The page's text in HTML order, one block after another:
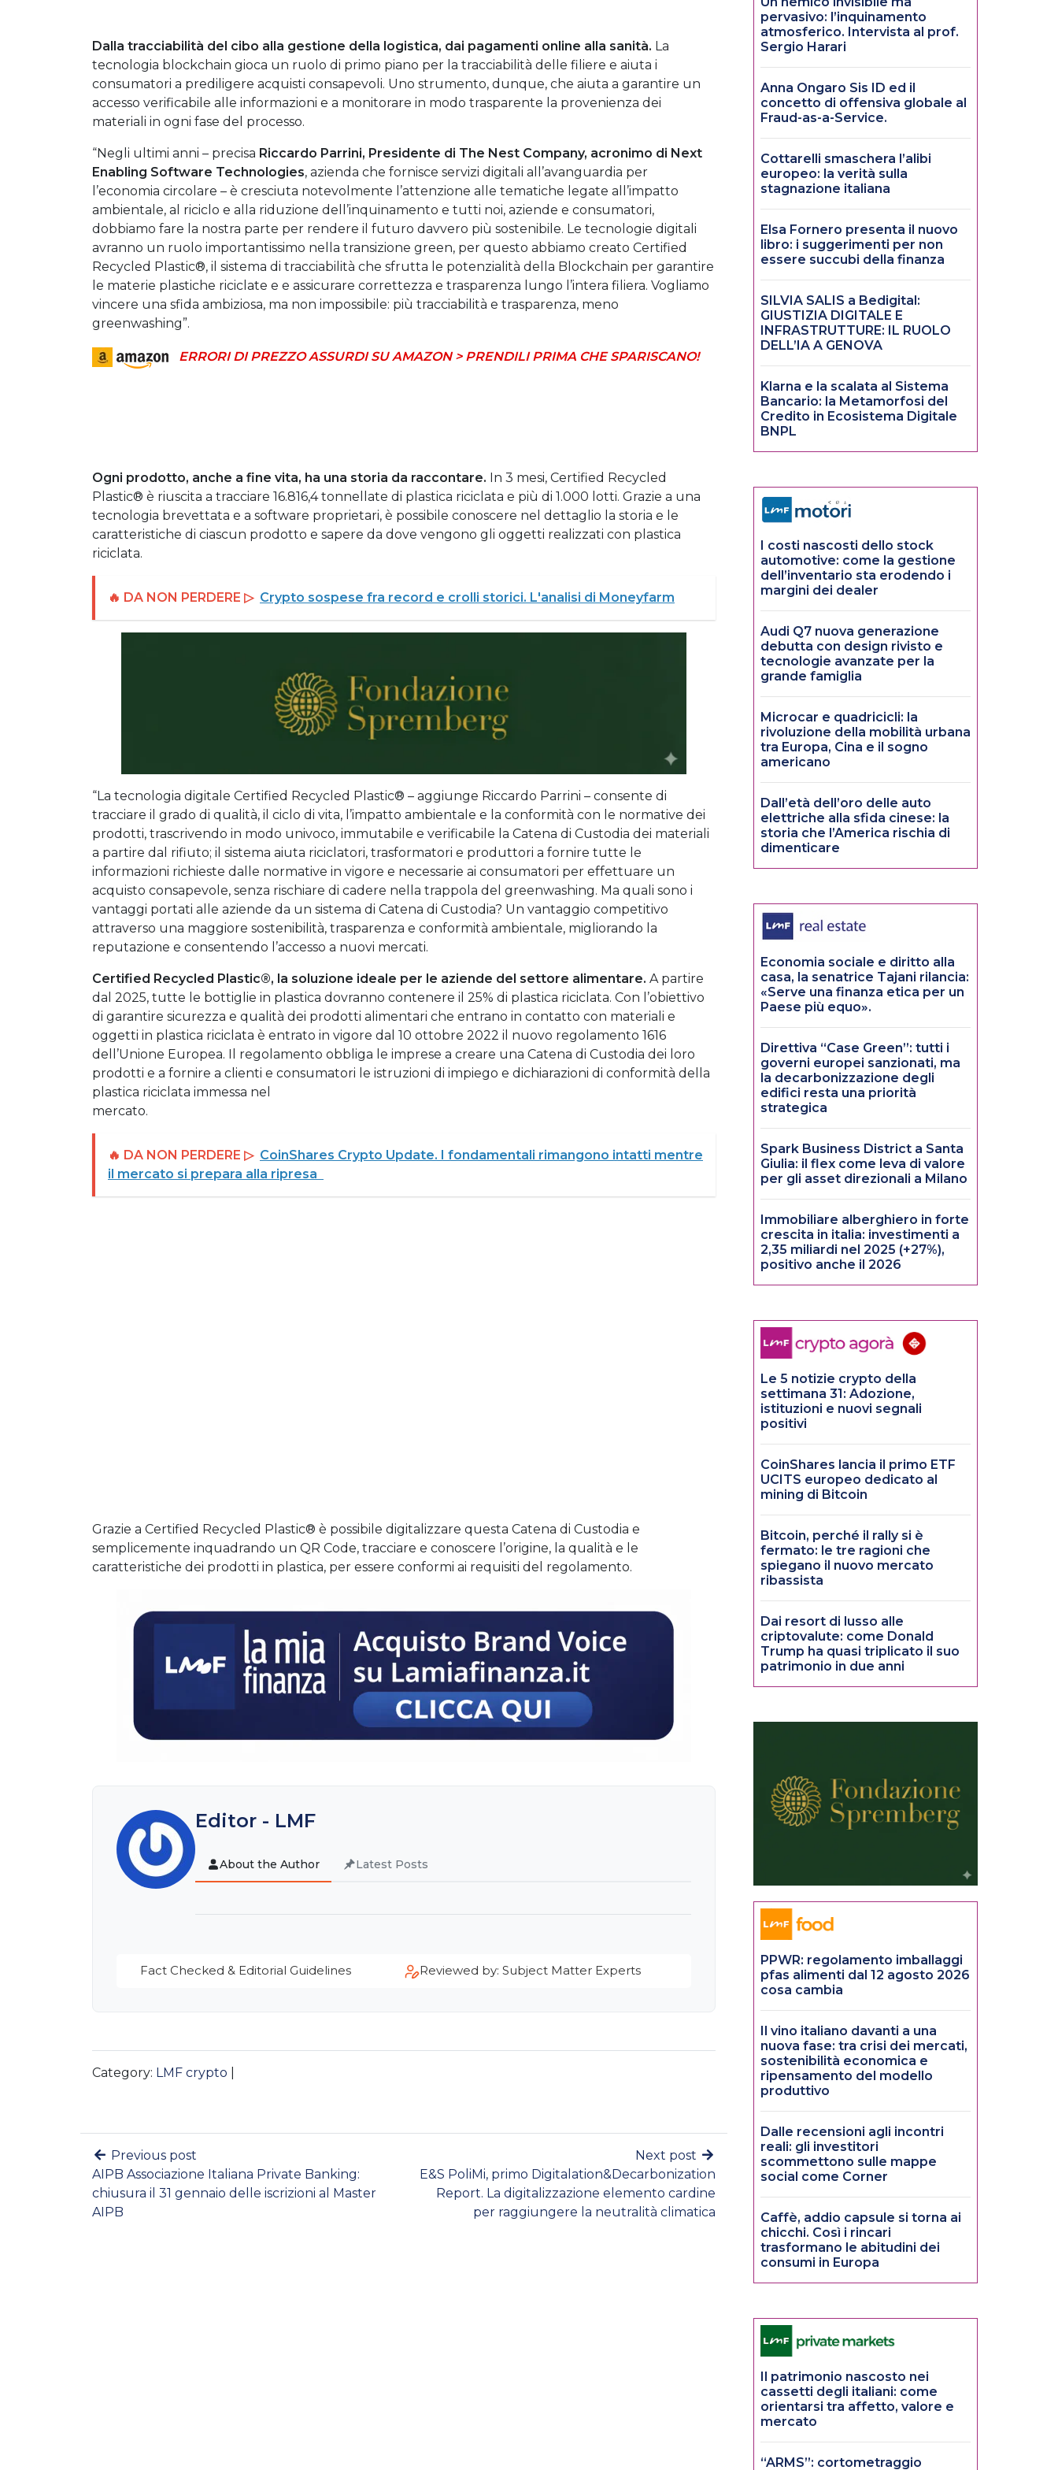
Dalla tracciabilità del cibo alla gestione della logistica, dai pagamenti online alla sanità. La
tecnologia blockchain gioca un ruolo di primo piano per la tracciabilità delle filiere e aiuta i
consumatori a prediligere acquisti consapevoli. Uno strumento, dunque, che aiuta a garantire un
accesso verificabile alle informazioni e a monitorare in modo trasparente la provenienza dei
materiali in ogni fase del processo.
“Negli ultimi anni – precisa Riccardo Parrini, Presidente di The Nest Company, acronimo di Next
Enabling Software Technologies, azienda che fornisce servizi digitali all’avanguardia per
l’economia circolare – è cresciuta notevolmente l’attenzione alle tematiche legate all’impatto
ambientale, al riciclo e alla riduzione dell’inquinamento e tutti noi, aziende e consumatori,
dobbiamo fare la nostra parte per rendere il futuro davvero più sostenibile. Le tecnologie digitali
avranno un ruolo importantissimo nella transizione green, per questo abbiamo creato Certified
Recycled Plastic®, il sistema di tracciabilità che sfrutta le potenzialità della Blockchain per garantire
le materie plastiche riciclate e e assicurare correttezza e trasparenza lungo l’intera filiera. Vogliamo
vincere una sfida ambiziosa, ma non impossibile: più tracciabilità e trasparenza, meno
greenwashing”.
ERRORI DI PREZZO ASSURDI SU AMAZON > PRENDILI PRIMA CHE SPARISCANO!
Ogni prodotto, anche a fine vita, ha una storia da raccontare. In 3 mesi, Certified Recycled
Plastic® è riuscita a tracciare 16.816,4 tonnellate di plastica riciclata e più di 1.000 lotti. Grazie a una
tecnologia brevettata e a software proprietari, è possibile conoscere nel dettaglio la storia e le
caratteristiche di ciascun prodotto e sapere da dove vengono gli oggetti realizzati con plastica
riciclata.
🔥 DA NON PERDERE ▷ Crypto sospese fra record e crolli storici. L'analisi di Moneyfarm
“La tecnologia digitale Certified Recycled Plastic® – aggiunge Riccardo Parrini – consente di
tracciare il grado di qualità, il ciclo di vita, l’impatto ambientale e la conformità con le normative dei
prodotti, trascrivendo in modo univoco, immutabile e verificabile la Catena di Custodia dei materiali
a partire dal rifiuto; il sistema aiuta riciclatori, trasformatori e produttori a fornire tutte le
informazioni richieste dalle normative in vigore e necessarie ai consumatori per effettuare un
acquisto consapevole, senza rischiare di cadere nella trappola del greenwashing. Ma quali sono i
vantaggi portati alle aziende da un sistema di Catena di Custodia? Un vantaggio competitivo
attraverso una maggiore sostenibilità, trasparenza e conformità ambientale, migliorando la
reputazione e consentendo l’accesso a nuovi mercati.
Certified Recycled Plastic®, la soluzione ideale per le aziende del settore alimentare. A partire
dal 2025, tutte le bottiglie in plastica dovranno contenere il 25% di plastica riciclata. Con l’obiettivo
di garantire sicurezza e qualità dei prodotti alimentari che entrano in contatto con materiali e
oggetti in plastica riciclata è entrato in vigore dal 10 ottobre 2022 il nuovo regolamento 1616
dell’Unione Europea. Il regolamento obbliga le imprese a creare una Catena di Custodia dei loro
prodotti e a fornire a clienti e consumatori le istruzioni di impiego e dichiarazioni di conformità della
plastica riciclata immessa nel
mercato.
🔥 DA NON PERDERE ▷ CoinShares Crypto Update. I fondamentali rimangono intatti mentre
il mercato si prepara alla ripresa
Grazie a Certified Recycled Plastic® è possibile digitalizzare questa Catena di Custodia e
semplicemente inquadrando un QR Code, tracciare e conoscere l’origine, la qualità e le
caratteristiche dei prodotti in plastica, per essere conformi ai requisiti del regolamento.
Editor - LMF
About the Author Latest Posts
Fact Checked & Editorial Guidelines Reviewed by: Subject Matter Experts
Category: LMF crypto
Previous post
AIPB Associazione Italiana Private Banking:
chiusura il 31 gennaio delle iscrizioni al Master
AIPB
Next post
E&S PoliMi, primo Digitalation&Decarbonization
Report. La digitalizzazione elemento cardine
per raggiungere la neutralità climatica
pervasivo: l’inquinamento
atmosferico. Intervista al prof.
Sergio Harari
Anna Ongaro Sis ID ed il
concetto di offensiva globale al
Fraud-as-a-Service.
Cottarelli smaschera l’alibi
europeo: la verità sulla
stagnazione italiana
Elsa Fornero presenta il nuovo
libro: i suggerimenti per non
essere succubi della finanza
SILVIA SALIS a Bedigital:
GIUSTIZIA DIGITALE E
INFRASTRUTTURE: IL RUOLO
DELL’IA A GENOVA
Klarna e la scalata al Sistema
Bancario: la Metamorfosi del
Credito in Ecosistema Digitale
BNPL
I costi nascosti dello stock
automotive: come la gestione
dell’inventario sta erodendo i
margini dei dealer
Audi Q7 nuova generazione
debutta con design rivisto e
tecnologie avanzate per la
grande famiglia
Microcar e quadricicli: la
rivoluzione della mobilità urbana
tra Europa, Cina e il sogno
americano
Dall’età dell’oro delle auto
elettriche alla sfida cinese: la
storia che l’America rischia di
dimenticare
Economia sociale e diritto alla
casa, la senatrice Tajani rilancia:
«Serve una finanza etica per un
Paese più equo».
Direttiva “Case Green”: tutti i
governi europei sanzionati, ma
la decarbonizzazione degli
edifici resta una priorità
strategica
Spark Business District a Santa
Giulia: il flex come leva di valore
per gli asset direzionali a Milano
Immobiliare alberghiero in forte
crescita in italia: investimenti a
2,35 miliardi nel 2025 (+27%),
positivo anche il 2026
Le 5 notizie crypto della
settimana 31: Adozione,
istituzioni e nuovi segnali
positivi
CoinShares lancia il primo ETF
UCITS europeo dedicato al
mining di Bitcoin
Bitcoin, perché il rally si è
fermato: le tre ragioni che
spiegano il nuovo mercato
ribassista
Dai resort di lusso alle
criptovalute: come Donald
Trump ha quasi triplicato il suo
patrimonio in due anni
PPWR: regolamento imballaggi
pfas alimenti dal 12 agosto 2026
cosa cambia
Il vino italiano davanti a una
nuova fase: tra crisi dei mercati,
sostenibilità economica e
ripensamento del modello
produttivo
Dalle recensioni agli incontri
reali: gli investitori
scommettono sulle mappe
social come Corner
Caffè, addio capsule si torna ai
chicchi. Così i rincari
trasformano le abitudini dei
consumi in Europa
Il patrimonio nascosto nei
cassetti degli italiani: come
orientarsi tra affetto, valore e
mercato
“ARMS”: cortometraggio